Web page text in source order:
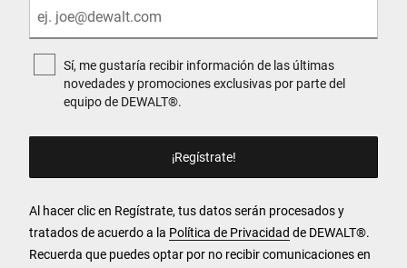
Sí, me gustaría recibir información de las últimas
novedades y promociones exclusivas por parte del
equipo de DEWALT®.
Al hacer clic en Regístrate, tus datos serán procesados y
tratados de acuerdo a la Política de Privacidad de DEWALT®.
Recuerda que puedes optar por no recibir comunicaciones en